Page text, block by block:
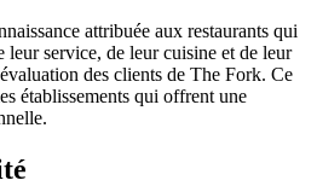
attribuée aux restaurants qui
leur service, de leur cuisine et de leur
des clients de The Fork. Ce
établissements qui offrent une